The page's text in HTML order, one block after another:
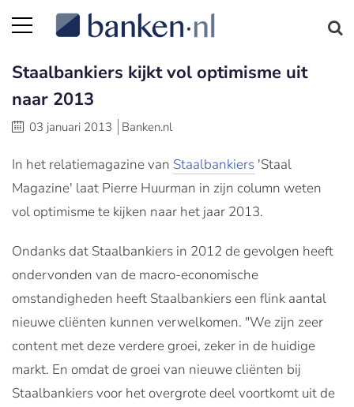
Staalbankiers kijkt vol optimisme uit
naar 2013
03 januari 2013 Banken.nl
In het relatiemagazine van Staalbankiers 'Staal
Magazine' laat Pierre Huurman in zijn column weten
vol optimisme te kijken naar het jaar 2013.
Ondanks dat Staalbankiers in 2012 de gevolgen heeft
ondervonden van de macro-economische
omstandigheden heeft Staalbankiers een flink aantal
nieuwe cliënten kunnen verwelkomen. "We zijn zeer
content met deze verdere groei, zeker in de huidige
markt. En omdat de groei van nieuwe cliënten bij
Staalbankiers voor het overgrote deel voortkomt uit de